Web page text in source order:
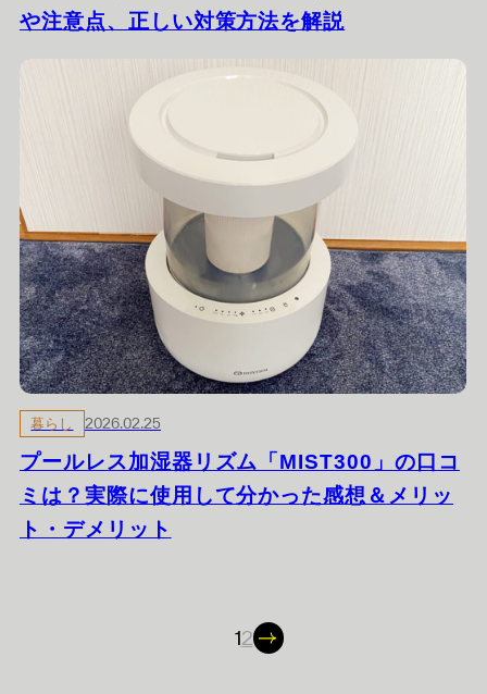
や注意点、正しい対策方法を解説
暮らし 2026.02.25
プールレス加湿器リズム「MIST300」の口コ
ミは？実際に使用して分かった感想＆メリッ
ト・デメリット
Posts
12